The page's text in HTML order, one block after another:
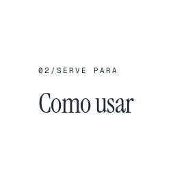
02 / SERVE PARA
Como usar